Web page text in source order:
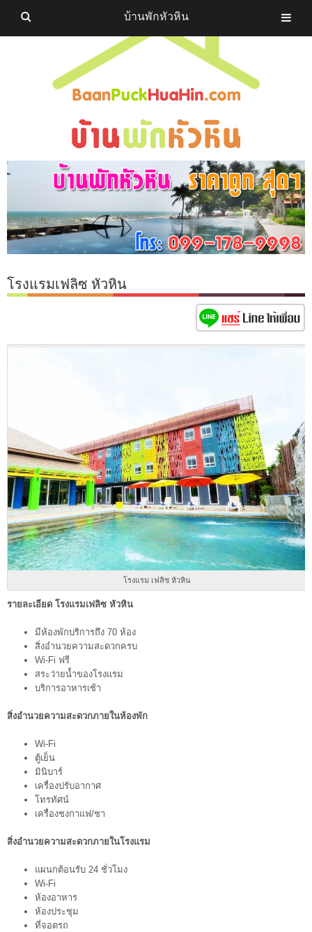
โรงแรมเฟลิซ หัวหิน
โรงแรม เฟลิซ หัวหิน
รายละเอียด โรงแรมเฟลิซ หัวหิน
มีห้องพักบริการถึง 70 ห้อง
สิ่งอำนวยความสะดวกครบ
Wi-Fi ฟรี
สระว่ายน้ำของโรงแรม
บริการอาหารเช้า
สิ่งอำนวยความสะดวกภายในห้องพัก
Wi-Fi
ตู้เย็น
มินิบาร์
เครื่องปรับอากาศ
โทรทัศน์
เครื่องชงกาแฟ/ชา
สิ่งอำนวยความสะดวกภายในโรงแรม
แผนกต้อนรับ 24 ชั่วโมง
Wi-Fi
ห้องอาหาร
ห้องประชุม
ที่จอดรถ
บ้านพักหัวหิน